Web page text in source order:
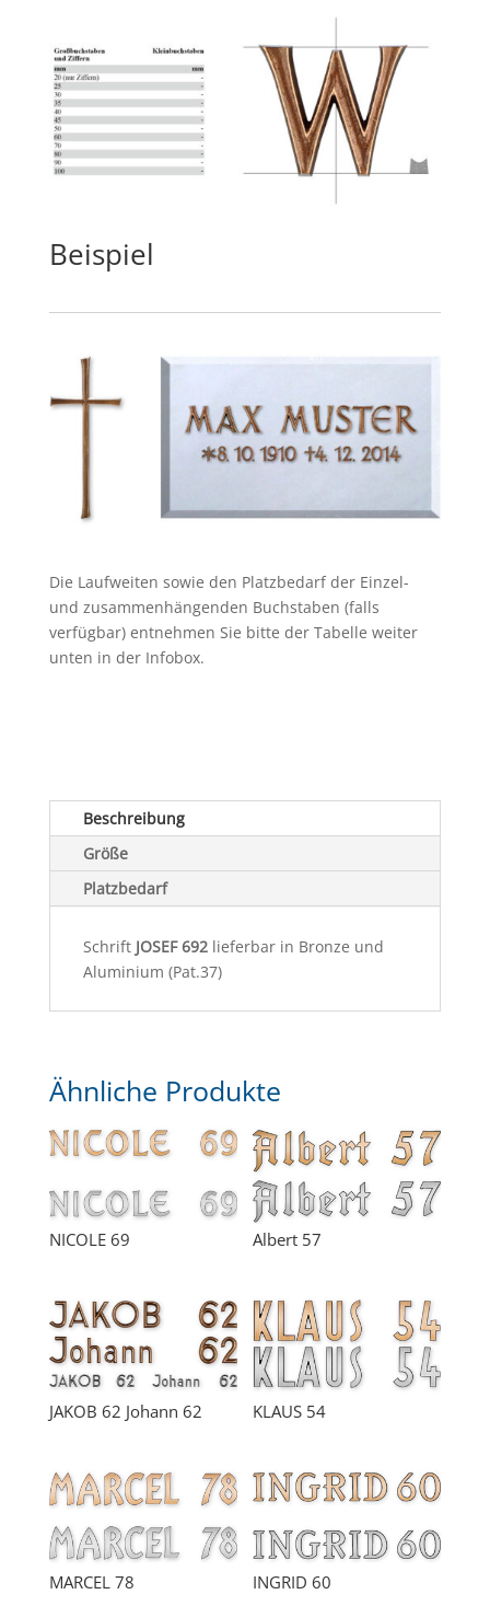
Beispiel
Die Laufweiten sowie den Platzbedarf der Einzel-
und zusammenhängenden Buchstaben (falls
verfügbar) entnehmen Sie bitte der Tabelle weiter
unten in der Infobox.
Beschreibung
Größe
Platzbedarf
Schrift JOSEF 692lieferbar in Bronze und
Aluminium (Pat.37)
Ähnliche Produkte
NICOLE 69 Albert 57
JAKOB 62 Johann 62 KLAUS 54
MARCEL 78 INGRID 60